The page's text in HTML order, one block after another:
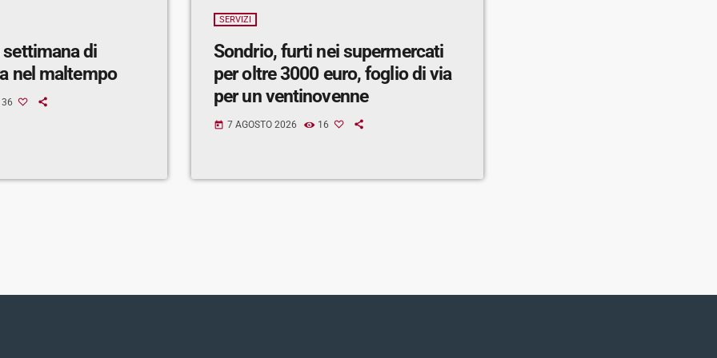
settimana di
nel maltempo
36
SERVIZI
Sondrio, furti nei supermercati
per oltre 3000 euro, foglio di via
per un ventinovenne
today 7 AGOSTO 2026 16